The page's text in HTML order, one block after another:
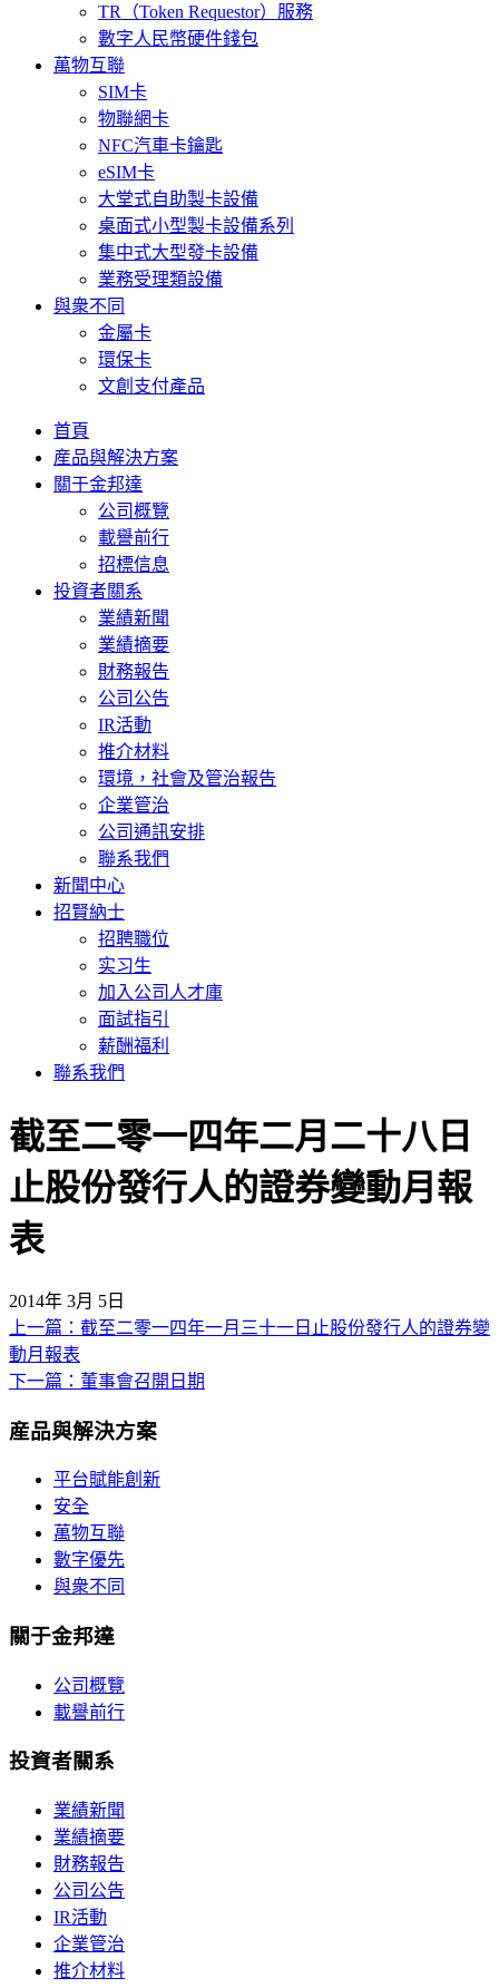
TR（Token Requestor）服務
數字人民幣硬件錢包
萬物互聯
SIM卡
物聯網卡
NFC汽車卡鑰匙
eSIM卡
大堂式自助製卡設備
桌面式小型製卡設備系列
集中式大型發卡設備
業務受理類設備
與衆不同
金屬卡
環保卡
文創支付產品
首頁
産品與解決方案
關于金邦達
公司概覽
載譽前行
招標信息
投資者關系
業績新聞
業績摘要
財務報告
公司公告
IR活動
推介材料
環境，社會及管治報告
企業管治
公司通訊安排
聯系我們
新聞中心
招賢納士
招聘職位
实习生
加入公司人才庫
面試指引
薪酬福利
聯系我們
截至二零一四年二月二十八日
止股份發行人的證券變動月報
表
2014年 3月 5日
文
章
覽
上一篇：截至二零一四年一月三十一日止股份發行人的證券變
動月報表
下一篇：董事會召開日期
産品與解決方案
平台賦能創新
安全
萬物互聯
數字優先
與衆不同
關于金邦達
公司概覽
載譽前行
投資者關系
業績新聞
業績摘要
財務報告
公司公告
IR活動
企業管治
推介材料